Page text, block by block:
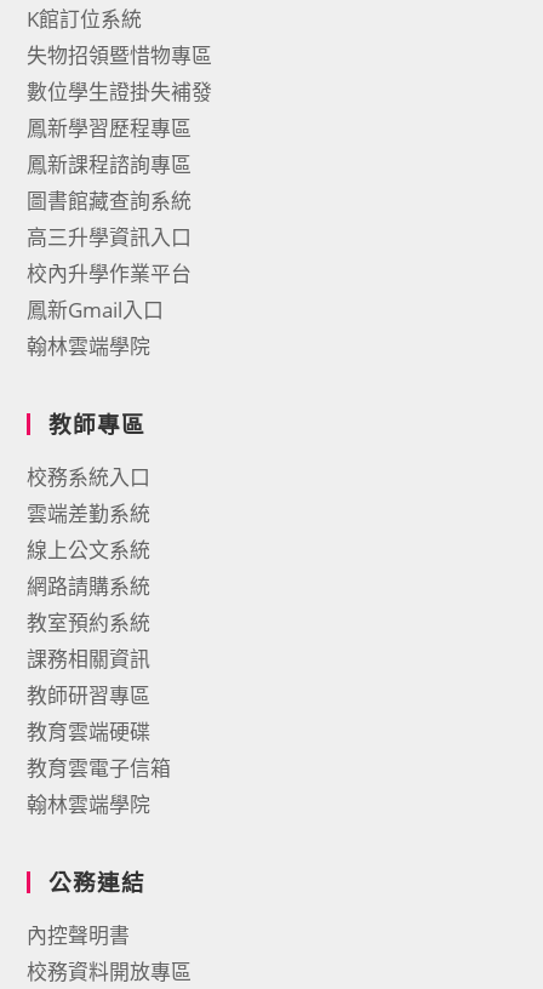
K館訂位系統
失物招領暨惜物專區
數位學生證掛失補發
鳳新學習歷程專區
鳳新課程諮詢專區
圖書館藏查詢系統
高三升學資訊入口
校內升學作業平台
鳳新Gmail入口
翰林雲端學院
教師專區
校務系統入口
雲端差勤系統
線上公文系統
網路請購系統
教室預約系統
課務相關資訊
教師研習專區
教育雲端硬碟
教育雲電子信箱
翰林雲端學院
公務連結
內控聲明書
校務資料開放專區